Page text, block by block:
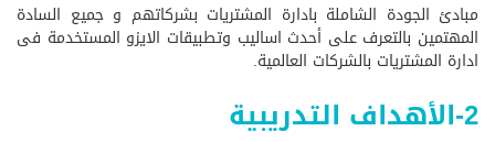
مبادئ الجودة الشاملة بادارة المشتريات بشركاتهم و جميع السادة
المهتمين بالتعرف على أحدث اساليب وتطبيقات الايزو المستخدمة فى
ادارة المشتريات بالشركات العالمية.
2-الأهداف التدريبية